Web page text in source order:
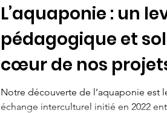
L’aquaponie : un
pédagogique et
cœur de nos
Notre découverte de l’aquaponie est
échange interculturel initié en 2022